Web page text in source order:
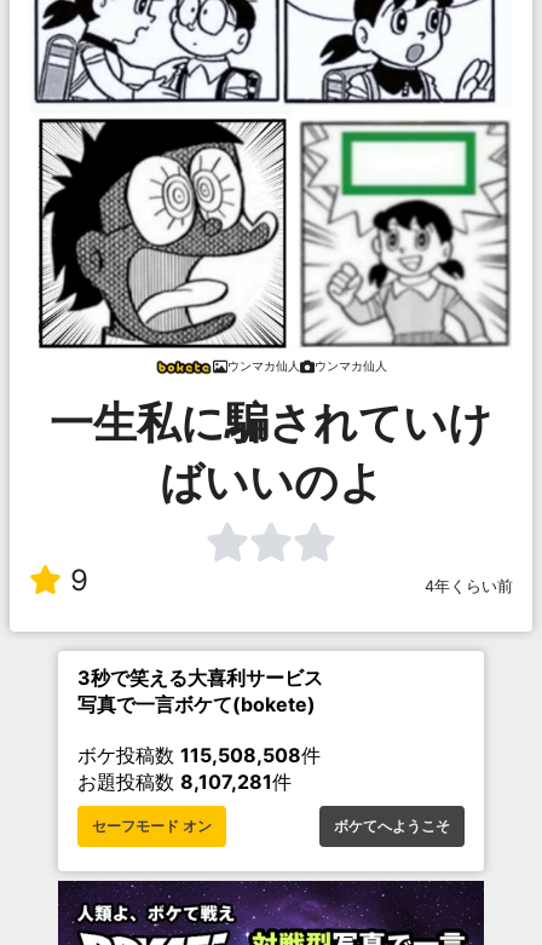
ウンマカ仙人 ウンマカ仙人
一生私に騙されていけ
ばいいのよ
9 4年くらい前
3秒で笑える大喜利サービス
写真で一言ボケて(bokete)
ボケ投稿数 115,508,508件
お題投稿数 8,107,281件
セーフモード オン ボケてへようこそ